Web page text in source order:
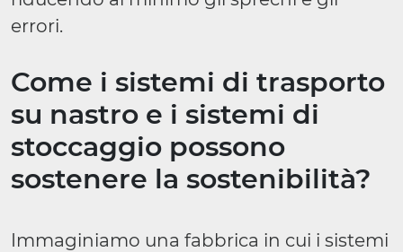
errori.
Come i sistemi di trasporto
su nastro e i sistemi di
stoccaggio possono
sostenere la sostenibilità?
Immaginiamo una fabbrica in cui i sistemi